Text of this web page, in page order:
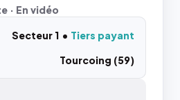
· En vidéo
Secteur 1
Tiers payant
Tourcoing (59)